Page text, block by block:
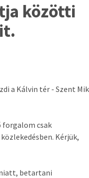
közötti
a Kálvin tér - Szent
forgalom csak
Kérjük,
betartani